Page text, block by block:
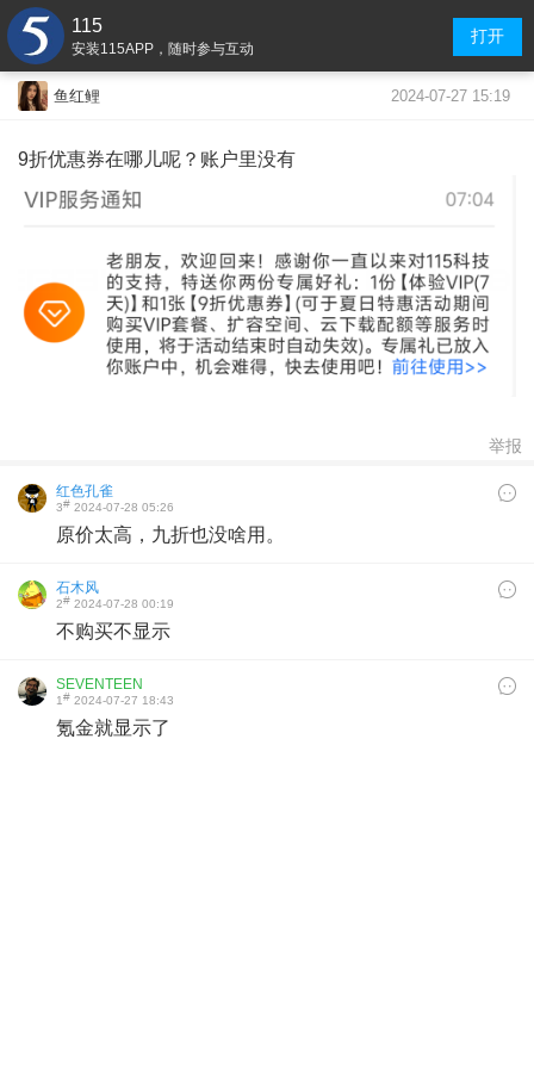
115
安装115APP，随时参与互动
打开
鱼红鲤 2024-07-27 15:19
9折优惠券在哪儿呢？账户里没有
举报
红色孔雀
3# 2024-07-28 05:26
原价太高，九折也没啥用。
石木风
2# 2024-07-28 00:19
不购买不显示
SEVENTEEN
1# 2024-07-27 18:43
氪金就显示了